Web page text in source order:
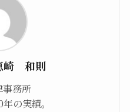
崎 和則
務所
の実績。